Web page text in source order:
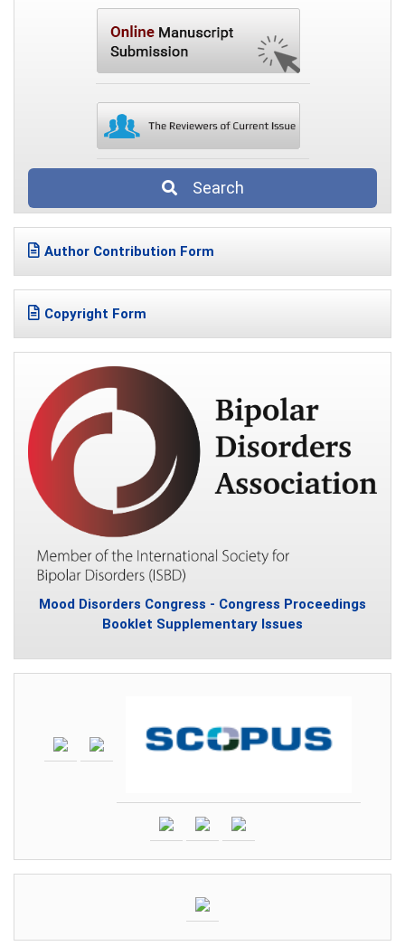
Search
Author Contribution Form
Copyright Form
Mood Disorders Congress - Congress Proceedings
Booklet Supplementary Issues